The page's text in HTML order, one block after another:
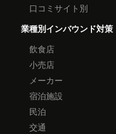
口コミサイト別
業種別インバウンド対策
飲食店
小売店
メーカー
宿泊施設
民泊
交通